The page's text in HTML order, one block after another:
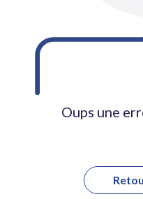
Oups une